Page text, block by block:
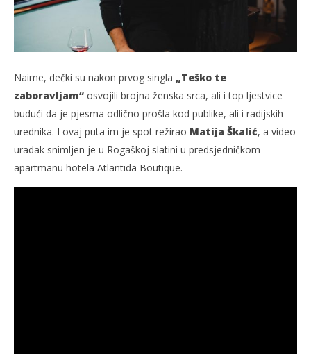
Naime, dečki su nakon prvog singla „Teško te
zaboravljam“ osvojili brojna ženska srca, ali i top ljestvice
budući da je pjesma odlično prošla kod publike, ali i radijskih
urednika. I ovaj puta im je spot režirao Matija Škalić, a video
uradak snimljen je u Rogaškoj slatini u predsjedničkom
apartmanu hotela Atlantida Boutique.